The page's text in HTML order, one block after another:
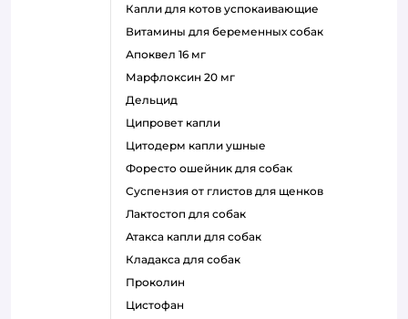
капли для котов успокаивающие
витамины для беременных собак
апоквел 16 мг
марфлоксин 20 мг
дельцид
ципровет капли
цитодерм капли ушные
форесто ошейник для собак
суспензия от глистов для щенков
лактостоп для собак
атакса капли для собак
кладакса для собак
проколин
цистофан